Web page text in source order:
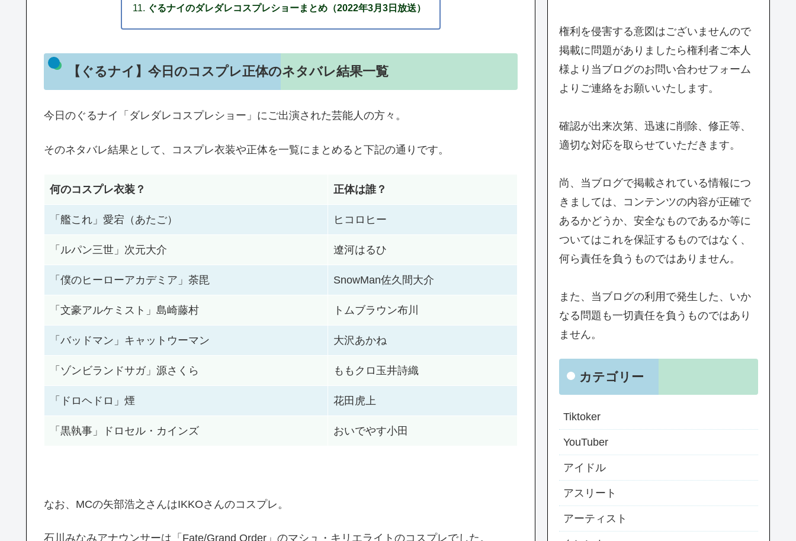
ぐるナイのダレダレコスプレショーまとめ（2022年3月3日放送）
【ぐるナイ】今日のコスプレ正体のネタバレ結果一覧
今日のぐるナイ「ダレダレコスプレショー」にご出演された芸能人の方々。
そのネタバレ結果として、コスプレ衣装や正体を一覧にまとめると下記の通りです。
何のコスプレ衣装？ 正体は誰？
「艦これ」愛宕（あたご） ヒコロヒー
「ルパン三世」次元大介 遼河はるひ
「僕のヒーローアカデミア」荼毘 SnowMan佐久間大介
「文豪アルケミスト」島崎藤村 トムブラウン布川
「バッドマン」キャットウーマン 大沢あかね
「ゾンビランドサガ」源さくら ももクロ玉井詩織
「ドロヘドロ」煙 花田虎上
「黒執事」ドロセル・カインズ おいでやす小田
なお、MCの矢部浩之さんはIKKOさんのコスプレ。
石川みなみアナウンサーは「Fate/Grand Order」のマシュ・キリエライトのコスプレでした。
権利を侵害する意図はございませんので
掲載に問題がありましたら権利者ご本人
様より当ブログのお問い合わせフォーム
よりご連絡をお願いいたします。
確認が出来次第、迅速に削除、修正等、
適切な対応を取らせていただきます。
尚、当ブログで掲載されている情報につ
きましては、コンテンツの内容が正確で
あるかどうか、安全なものであるか等に
ついてはこれを保証するものではなく、
何ら責任を負うものではありません。
また、当ブログの利用で発生した、いか
なる問題も一切責任を負うものではあり
ません。
カテゴリー
Tiktoker
YouTuber
アイドル
アスリート
アーティスト